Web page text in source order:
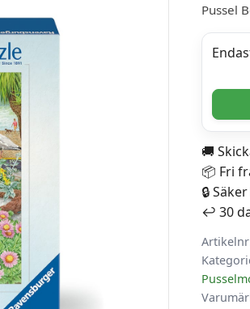
Pussel
-
Beach
Cafe
1000
bitar
mängd
🚚
📦 Fri
🔒
↩️ 30